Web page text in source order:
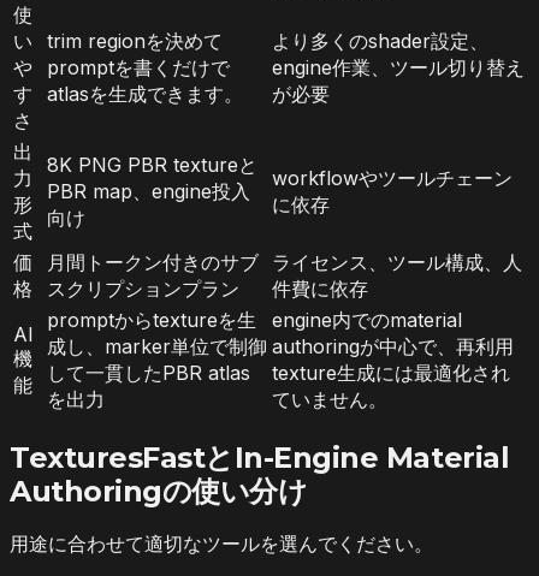
使
い
や
す
さ
trim regionを決めて
promptを書くだけで
atlasを生成できます。
より多くのshader設定、
engine作業、ツール切り替え
が必要
出
力
形
式
8K PNG PBR textureと
PBR map、engine投入
向け
workflowやツールチェーン
に依存
価
格
月間トークン付きのサブ
スクリプションプラン
ライセンス、ツール構成、人
件費に依存
AI
機
能
promptからtextureを生
成し、marker単位で制御
して一貫したPBR atlas
を出力
engine内でのmaterial
authoringが中心で、再利用
texture生成には最適化され
ていません。
TexturesFastとIn-Engine Material
Authoringの使い分け
用途に合わせて適切なツールを選んでください。